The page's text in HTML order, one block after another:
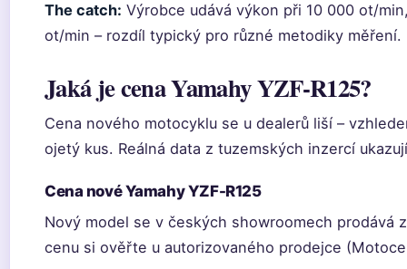
The catch: Výrobce udává výkon při 10 000 ot/
ot/min – rozdíl typický pro různé metodiky měření.
Jaká je cena Yamahy YZF-R125?
Cena nového motocyklu se u dealerů liší –
ojetý kus. Reálná data z tuzemských inzercí
Cena nové Yamahy YZF-R125
Nový model se v českých showroomech prodává
cenu si ověřte u autorizovaného prodejce